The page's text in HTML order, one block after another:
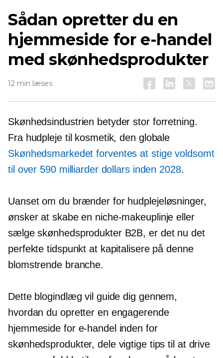
Sådan opretter du en
hjemmeside for e-handel
med skønhedsprodukter
12 min læses
Skønhedsindustrien betyder stor forretning.
Fra hudpleje til kosmetik, den globale
Skønhedsmarkedet forventes at stige voldsomt
til over 590 milliarder dollars inden 2028.
Uanset om du brænder for hudplejeløsninger,
ønsker at skabe en niche-makeuplinje eller
sælge skønhedsprodukter B2B, er det nu det
perfekte tidspunkt at kapitalisere på denne
blomstrende branche.
Dette blogindlæg vil guide dig gennem,
hvordan du opretter en engagerende
hjemmeside for e-handel inden for
skønhedsprodukter, dele vigtige tips til at drive